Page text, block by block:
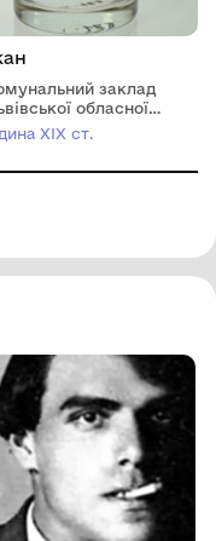
заклад
обласної
"Львівський
музей"
ХІХ ст.